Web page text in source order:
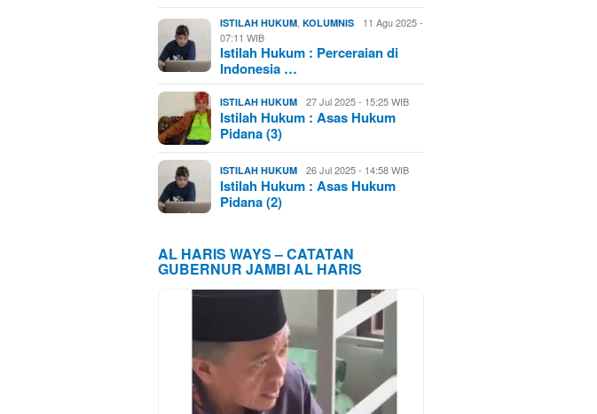
ISTILAH HUKUM ,KOLUMNIS
11 Agu 2025 -
07:11 WIB
Istilah Hukum : Perceraian di
Indonesia …
ISTILAH HUKUM 27 Jul 2025 - 15:25 WIB
Istilah Hukum : Asas Hukum
Pidana (3)
ISTILAH HUKUM 26 Jul 2025 - 14:58 WIB
Istilah Hukum : Asas Hukum
Pidana (2)
AL HARIS WAYS – CATATAN
GUBERNUR JAMBI AL HARIS